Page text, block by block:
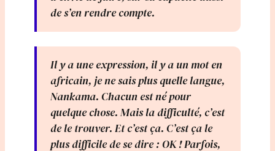
de s’en rendre compte.
Il y a une expression, il y a un mot en
africain, je ne sais plus quelle langue,
Nankama. Chacun est né pour
quelque chose. Mais la difficulté, c’est
de le trouver. Et c’est ça. C’est ça le
plus difficile de se dire : OK ! Parfois,